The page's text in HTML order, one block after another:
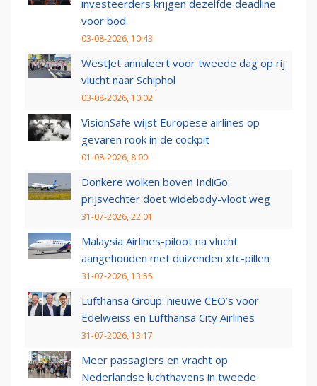
investeerders krijgen dezelfde deadline
voor bod
03-08-2026, 10:43
WestJet annuleert voor tweede dag op rij
vlucht naar Schiphol
03-08-2026, 10:02
VisionSafe wijst Europese airlines op
gevaren rook in de cockpit
01-08-2026, 8:00
Donkere wolken boven IndiGo:
prijsvechter doet widebody-vloot weg
31-07-2026, 22:01
Malaysia Airlines-piloot na vlucht
aangehouden met duizenden xtc-pillen
31-07-2026, 13:55
Lufthansa Group: nieuwe CEO’s voor
Edelweiss en Lufthansa City Airlines
31-07-2026, 13:17
Meer passagiers en vracht op
Nederlandse luchthavens in tweede